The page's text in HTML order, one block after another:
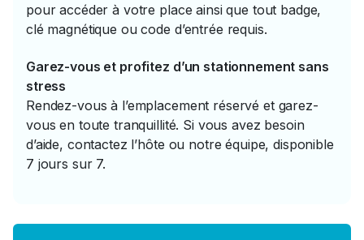
pour accéder à votre place ainsi que tout badge,
clé magnétique ou code d’entrée requis.
Garez-vous et profitez d’un stationnement sans
stress
Rendez-vous à l’emplacement réservé et garez-
vous en toute tranquillité. Si vous avez besoin
d’aide, contactez l’hôte ou notre équipe, disponible
7 jours sur 7.